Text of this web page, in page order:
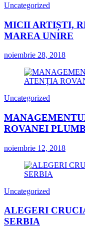
Uncategorized
MICII ARTIȘTI,
MAREA UNIRE
noiembrie 28, 2018
Uncategorized
ROVANEI
noiembrie 12, 2018
Uncategorized
ALEGERI
SERBIA